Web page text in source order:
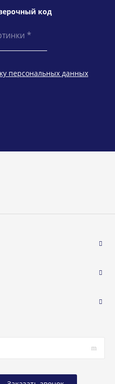
код
персональных данных